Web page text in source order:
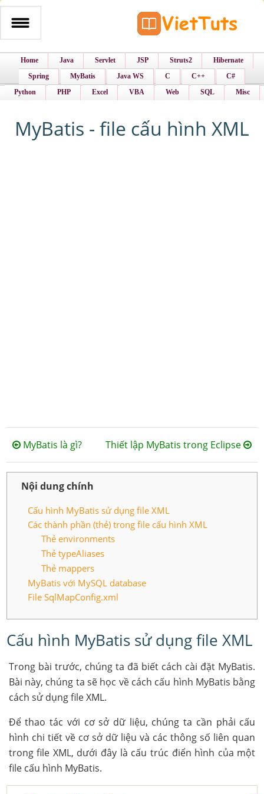
Home Java Servlet JSP Struts2
Hibernate
Spring
MyBatis Java WS C C++
C#
Python
PHP Excel VBA Web SQL Misc
MyBatis - file cấu hình XML
MyBatis là gì? Thiết lập MyBatis trong Eclipse
Nội dung chính
Cấu hình MyBatis sử dụng file XML
Các thành phần (thẻ) trong file cấu hình XML
Thẻ environments
Thẻ typeAliases
Thẻ mappers
MyBatis với MySQL database
File SqlMapConfig.xml
Cấu hình MyBatis sử dụng file XML
Trong bài trước, chúng ta đã biết cách cài đặt MyBatis.
Bài này, chúng ta sẽ học về cách cấu hình MyBatis bằng
cách sử dụng file XML.
Để thao tác với cơ sở dữ liệu, chúng ta cần phải cấu
hình chi tiết về cơ sở dữ liệu và các thông số liên quan
trong file XML, dưới đây là cấu trúc điển hình của một
file cấu hình MyBatis.